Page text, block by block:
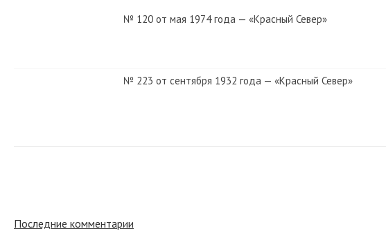
№ 120 от мая 1974 года — «Красный Север»
№ 223 от сентября 1932 года — «Красный Север»
Последние комментарии